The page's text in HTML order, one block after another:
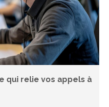
qui relie vos appels à